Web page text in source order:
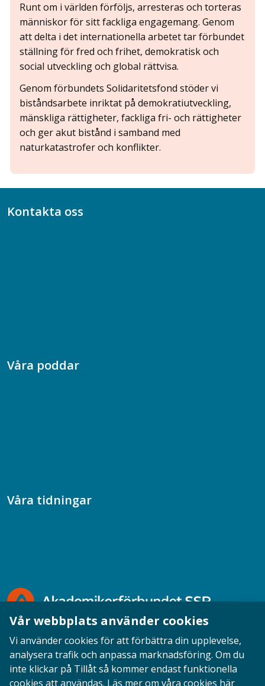
Runt om i världen förföljs, arresteras och torteras
människor för sitt fackliga engagemang. Genom
att delta i det internationella arbetet tar förbundet
ställning för fred och frihet, demokratisk och
social utveckling och global rättvisa.
Genom förbundets Solidaritetsfond stöder vi
biståndsarbete inriktat på demokratiutveckling,
mänskliga rättigheter, fackliga fri- och rättigheter
och ger akut bistånd i samband med
naturkatastrofer och konflikter.
Kontakta oss
Våra poddar
Våra tidningar
Opinion English Personuppgifter Cookies
Vår webbplats använder cookies
Vi använder cookies för att förbättra din upplevelse,
analysera trafik och anpassa marknadsföring. Om du
inte klickar på Tillåt så kommer endast funktionella
cookies att användas. Läs mer om våra cookies här